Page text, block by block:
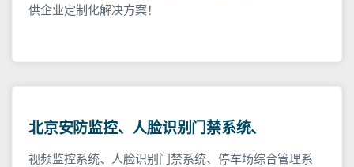
供企业定制化解决方案！
北京安防监控、人脸识别门禁系统、
视频监控系统、人脸识别门禁系统、停车场综合管理系